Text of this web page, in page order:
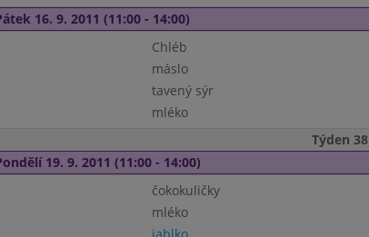
16. 9. 2011 (11:00 - 14:00)
Chléb
máslo
tavený sýr
mléko
Týden 38
19. 9. 2011 (11:00 - 14:00)
čokokuličky
mléko